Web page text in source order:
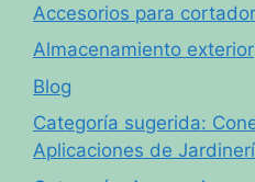
Accesorios para
Almacenamiento exterior
Blog
Categoría sugerida:
Aplicaciones de